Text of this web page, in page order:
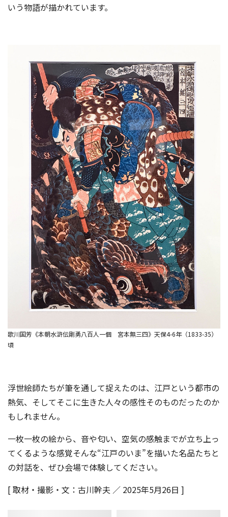
いう物語が描かれています。
歌川国芳《本朝水滸伝剛勇八百人一個 宮本無三四》天保4-6年（1833-35）
頃
浮世絵師たちが筆を通して捉えたのは、江戸という都市の
熱気、そしてそこに生きた人々の感性そのものだったのか
もしれません。
一枚一枚の絵から、音や匂い、空気の感触までが立ち上っ
てくるような感覚――そんな“江戸のいま”を描いた名品たちと
の対話を、ぜひ会場で体験してください。
[ 取材・撮影・文：古川幹夫 ／ 2025年5月26日 ]